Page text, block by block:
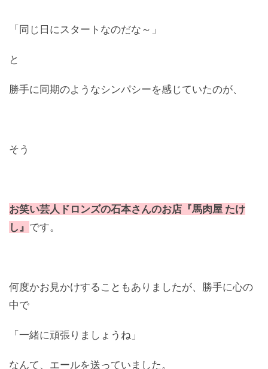
「同じ日にスタートなのだな～」
と
勝手に同期のようなシンパシーを感じていたのが、
そう
お笑い芸人ドロンズの石本さんのお店『馬肉屋 たけ
し』 です。
何度かお見かけすることもありましたが、勝手に心の
中で
「一緒に頑張りましょうね」
なんて、エールを送っていました。